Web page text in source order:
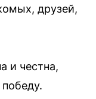
друзей,
и честна,